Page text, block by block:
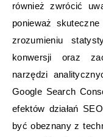
również zwrócić
ponieważ
zrozumieniu
konwersji oraz
narzędzi
Google Search
efektów działań
być obeznany z